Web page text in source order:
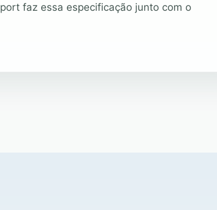
faz essa especificação junto com o